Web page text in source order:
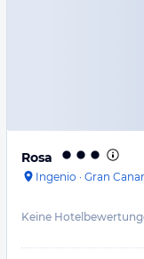
Rosa
Ingenio · Gran
Keine